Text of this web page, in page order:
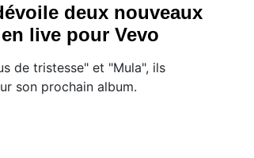
deux nouveaux
live pour Vevo
de tristesse" et "Mula", ils
son prochain album.